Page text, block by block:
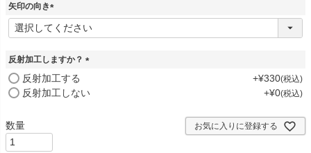
矢印の向き
(
必
)
反射加工しますか？
反射加工する +¥330 税込
反射加工しない +¥0 税込
お気に入りに登録する